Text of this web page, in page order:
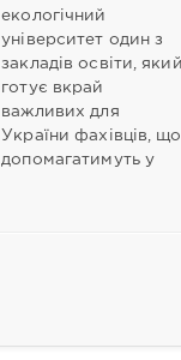
екологічний
університет один з
закладів освіти, який
готує вкрай
важливих для
України фахівців, що
допомагатимуть у